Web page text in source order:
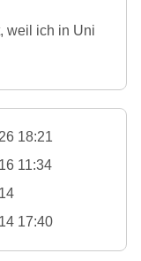
weil ich in Uni
18:21
11:34
17:40